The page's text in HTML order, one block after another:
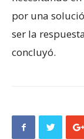
por una
ser la
concluyó.